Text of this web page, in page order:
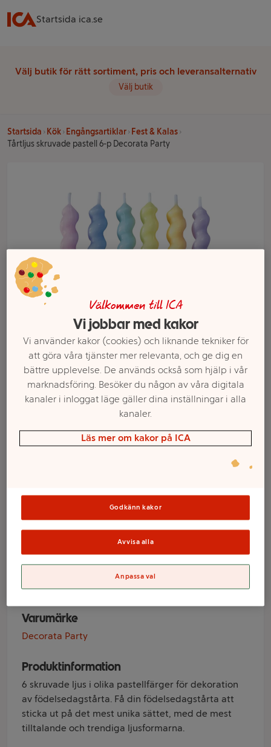
Startsida ica.se
Välj butik för rätt sortiment, pris och leveransalternativ
Välj butik
Startsida Kök Engångsartiklar
Fest & Kalas
Tårtljus skruvade pastell 6-p Decorata Party
Tårtljus skruvade
pastell 6-p
Decorata Party
Varumärke
Decorata Party
Produktinformation
6 skruvade ljus i olika pastellfärger för dekoration
av födelsedagstårta. Få din födelsedagstårta att
sticka ut på det mest unika sättet, med de mest
tilltalande och trendiga ljusformarna.
Välj butik och handla
Välkommen till ICA
Vi jobbar med kakor
Vi använder kakor (cookies) och liknande tekniker för
att göra våra tjänster mer relevanta, och ge dig en
bättre upplevelse. De används också som hjälp i vår
marknadsföring. Besöker du någon av våra digitala
kanaler i inloggat läge gäller dina inställningar i alla
kanaler.
Läs mer om kakor på ICA
Godkänn kakor
Avvisa alla
Anpassa val